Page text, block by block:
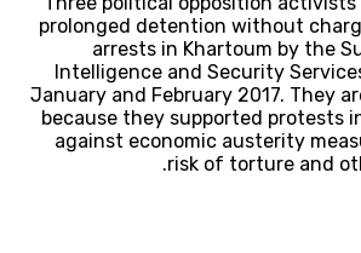
prolonged detention without
arrests in Khartoum by the
Intelligence and Security
January and February 2017. They
because they supported protests
against economic austerity
risk of torture and